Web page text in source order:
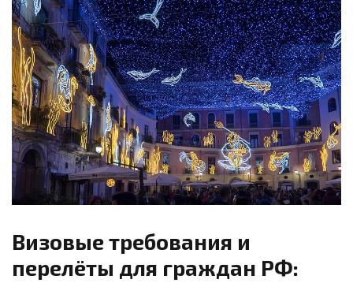
Визовые требования и
перелёты для граждан РФ: